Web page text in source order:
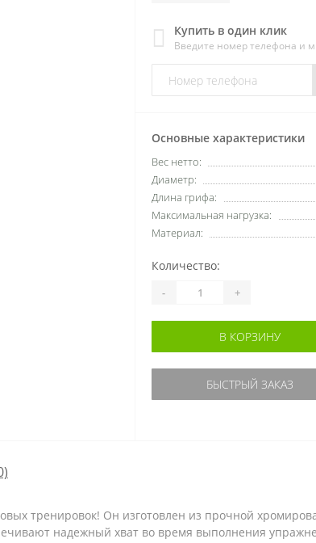
Купить в один клик
Введите номер телефона и
Основные характеристики
Вес нетто:
Диаметр:
Длина грифа:
Максимальная нагрузка:
Материал:
Количество:
- +
В КОРЗИНУ
БЫСТРЫЙ ЗАКАЗ
тренировок! Он изготовлен из прочной
надежный хват во время выполнения